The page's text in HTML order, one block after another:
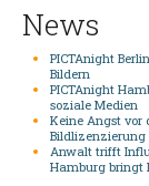
News
PICTAnight
Bildern
PICTAnight
soziale Medien
Keine Angst vor
Bildlizenzierung
Anwalt trifft
Hamburg bringt